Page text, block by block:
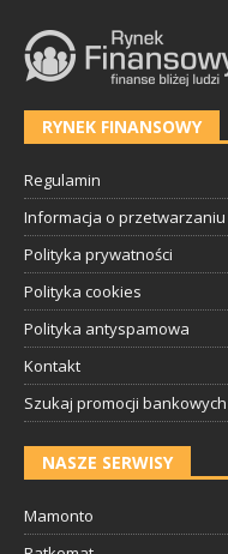
RYNEK FINANSOWY
Regulamin
Informacja o
Polityka prywatności
Polityka cookies
Polityka antyspamowa
Kontakt
Szukaj promocji
NASZE SERWISY
Mamonto